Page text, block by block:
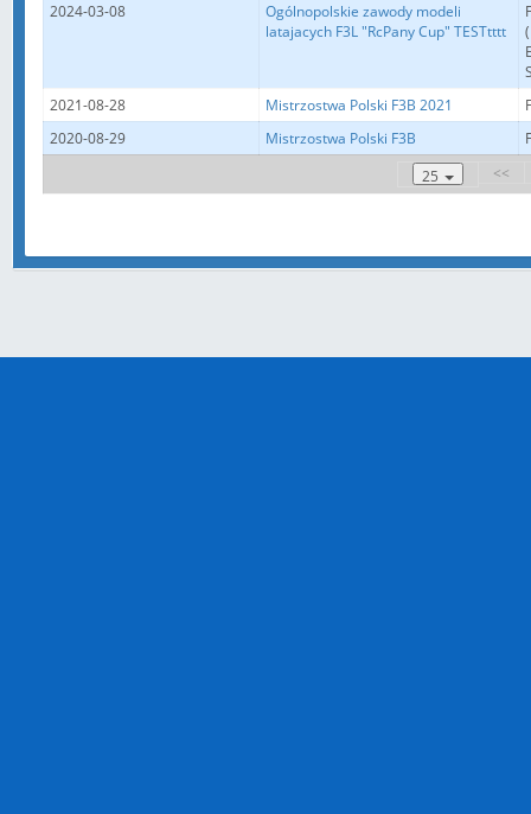
2024-03-08
Ogólnopolskie zawody modeli
latajacych F3L "RcPany Cup" TESTtttt
2021-08-28
Mistrzostwa Polski F3B 2021
2020-08-29
Mistrzostwa Polski F3B
25
<<